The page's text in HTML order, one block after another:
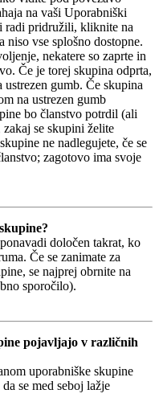
na vaši Uporabniški
radi pridružili, kliknite na
niso vse splošno dostopne.
nekatere so zaprte in
Če je torej skupina odprta,
gumb. Če skupina
na ustrezen gumb
bo članstvo potrdil (ali
zakaj se skupini želite
ne nadlegujete, če se
zagotovo ima svoje
določen takrat, ko
Če se zanimate za
se najprej obrnite na
sporočilo).
pojavljajo v različnih
uporabniške skupine
se med seboj lažje